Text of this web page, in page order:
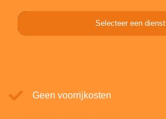
Selecteer een dienst
Geen voorrijkosten